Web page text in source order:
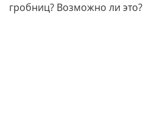
гробниц? Возможно ли это?